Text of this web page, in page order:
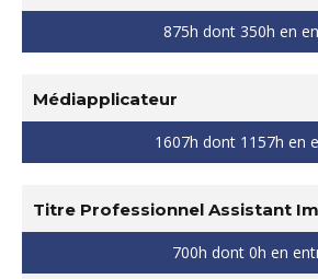
875h dont 350h en
Médiapplicateur
1607h dont 1157h en
Titre Professionnel Assistant
700h dont 0h en